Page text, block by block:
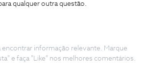
qualquer outra questão.
encontrar informação relevante. Marque
e faça "Like" nos melhores comentários.